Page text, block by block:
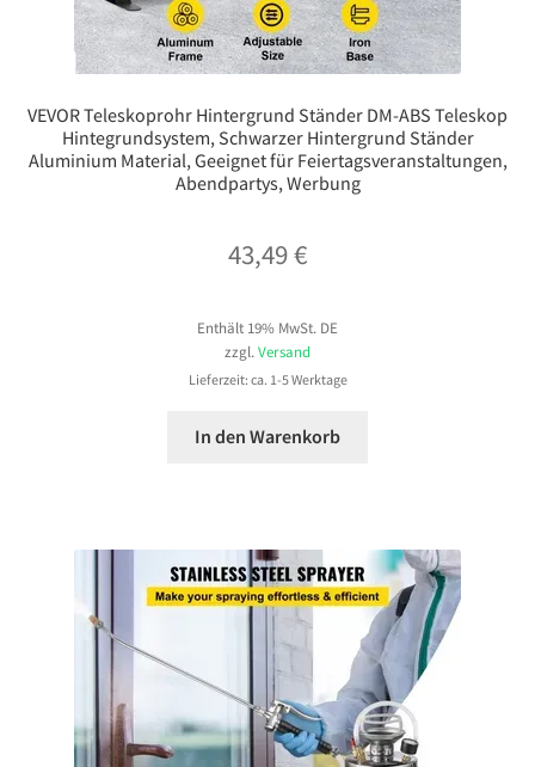
VEVOR Teleskoprohr Hintergrund Ständer DM-ABS Teleskop
Hintegrundsystem, Schwarzer Hintergrund Ständer
Aluminium Material, Geeignet für Feiertagsveranstaltungen,
Abendpartys, Werbung
43,49€
Enthält 19% MwSt. DE
zzgl. Versand
Lieferzeit: ca. 1-5 Werktage
In den Warenkorb